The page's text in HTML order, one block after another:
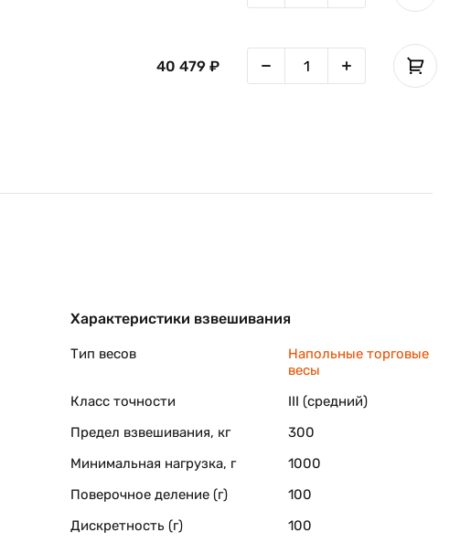
40 479 ₽
Характеристики взвешивания
Тип весов
Напольные торговые
весы
Класс точности
III (средний)
Предел взвешивания, кг
300
Минимальная нагрузка, г
1000
Поверочное деление (г)
100
Дискретность (г)
100